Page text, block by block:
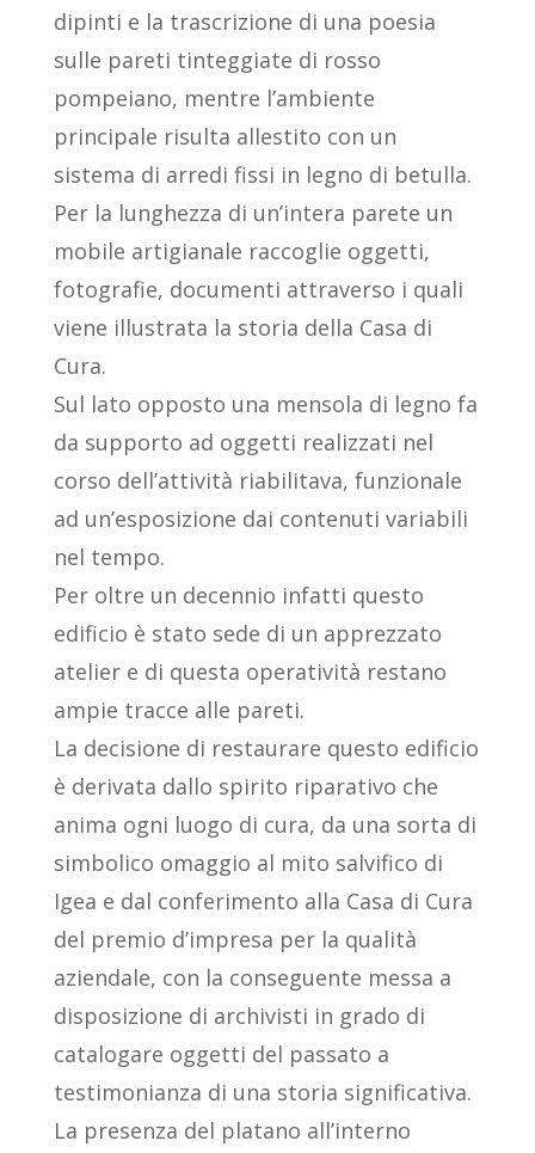
dipinti e la trascrizione di una poesia
sulle pareti tinteggiate di rosso
pompeiano, mentre l’ambiente
principale risulta allestito con un
sistema di arredi fissi in legno di betulla.
Per la lunghezza di un’intera parete un
mobile artigianale raccoglie oggetti,
fotografie, documenti attraverso i quali
viene illustrata la storia della Casa di
Cura.
Sul lato opposto una mensola di legno fa
da supporto ad oggetti realizzati nel
corso dell’attività riabilitava, funzionale
ad un’esposizione dai contenuti variabili
nel tempo.
Per oltre un decennio infatti questo
edificio è stato sede di un apprezzato
atelier e di questa operatività restano
ampie tracce alle pareti.
La decisione di restaurare questo edificio
è derivata dallo spirito riparativo che
anima ogni luogo di cura, da una sorta di
simbolico omaggio al mito salvifico di
Igea e dal conferimento alla Casa di Cura
del premio d’impresa per la qualità
aziendale, con la conseguente messa a
disposizione di archivisti in grado di
catalogare oggetti del passato a
testimonianza di una storia significativa.
La presenza del platano all’interno